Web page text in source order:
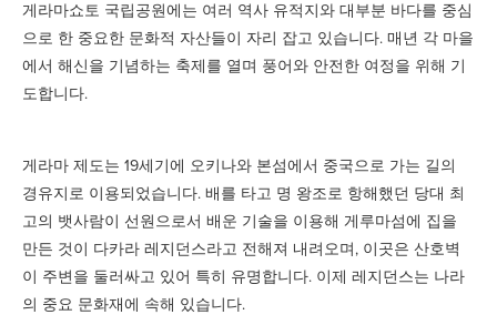
게라마쇼토 국립공원에는 여러 역사 유적지와 대부분 바다를 중심
으로 한 중요한 문화적 자산들이 자리 잡고 있습니다. 매년 각 마을
에서 해신을 기념하는 축제를 열며 풍어와 안전한 여정을 위해 기
도합니다.
게라마 제도는 19세기에 오키나와 본섬에서 중국으로 가는 길의
경유지로 이용되었습니다. 배를 타고 명 왕조로 항해했던 당대 최
고의 뱃사람이 선원으로서 배운 기술을 이용해 게루마섬에 집을
만든 것이 다카라 레지던스라고 전해져 내려오며, 이곳은 산호벽
이 주변을 둘러싸고 있어 특히 유명합니다. 이제 레지던스는 나라
의 중요 문화재에 속해 있습니다.